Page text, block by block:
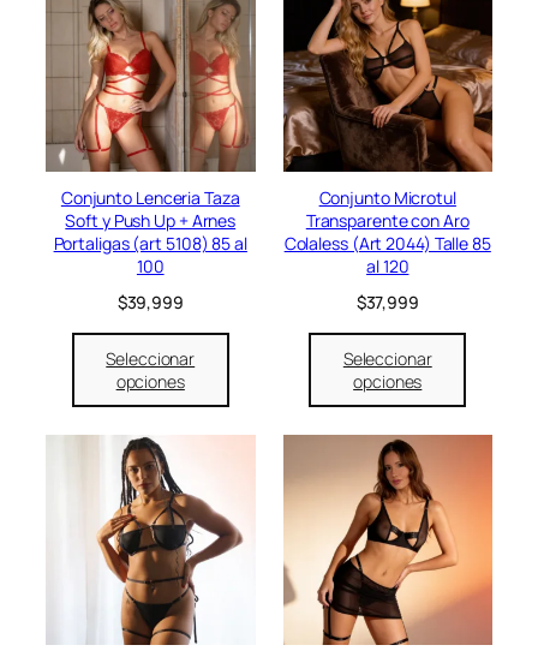
r
i
g
i
n
a
l
e
r
a
:
2
4
,
9
.
a
c
t
u
a
l
e
s
:
$
1
9
Conjunto Lenceria Taza
Soft y Push Up + Arnes
Portaligas (art 5108) 85 al
100
$39,999
Seleccionar
opciones
Conjunto Microtul
Transparente con Aro
Colaless (Art 2044) Talle 85
al 120
$37,999
Seleccionar
opciones